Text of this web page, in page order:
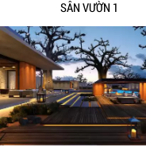
SÂN VƯỜN 1